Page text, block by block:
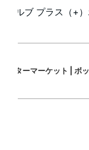
バルブ プラス（+
フターマーケット | ボ